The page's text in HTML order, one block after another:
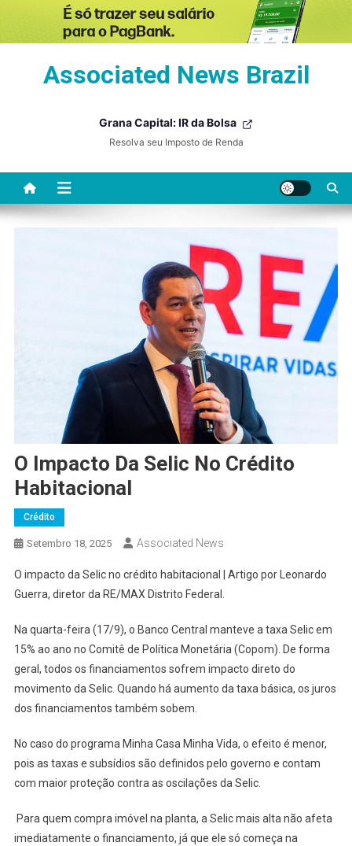
Associated News Brazil
Grana Capital: IR da Bolsa
Resolva seu Imposto de Renda
O Impacto Da Selic No Crédito
Habitacional
Crédito
Setembro 18, 2025 Associated News
O impacto da Selic no crédito habitacional | Artigo por Leonardo
Guerra, diretor da RE/MAX Distrito Federal.
Na quarta-feira (17/9), o Banco Central manteve a taxa Selic em
15% ao ano no Comitê de Política Monetária (Copom). De forma
geral, todos os financiamentos sofrem impacto direto do
movimento da Selic. Quando há aumento da taxa básica, os juros
dos financiamentos também sobem.
No caso do programa Minha Casa Minha Vida, o efeito é menor,
pois as taxas e subsídios são definidos pelo governo e contam
com maior proteção contra as oscilações da Selic.
Para quem compra imóvel na planta, a Selic mais alta não afeta
imediatamente o financiamento, já que ele só começa na